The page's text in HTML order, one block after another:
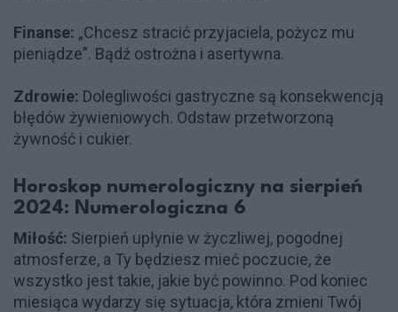
Finanse: „Chcesz stracić przyjaciela, pożycz mu
pieniądze”. Bądź ostrożna i asertywna.
Zdrowie: Dolegliwości gastryczne są konsekwencją
błędów żywieniowych. Odstaw przetworzoną
żywność i cukier.
Horoskop numerologiczny na sierpień
2024: Numerologiczna 6
Miłość: Sierpień upłynie w życzliwej, pogodnej
atmosferze, a Ty będziesz mieć poczucie, że
wszystko jest takie, jakie być powinno. Pod koniec
miesiąca wydarzy się sytuacja, która zmieni Twój